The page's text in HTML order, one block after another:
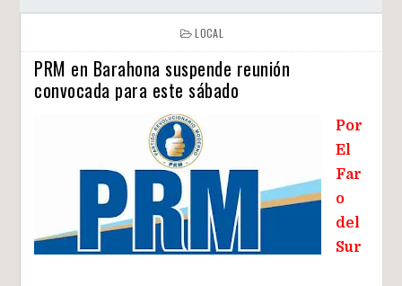
LOCAL
PRM en Barahona suspende reunión
convocada para este sábado
Por
El
Far
o
del
Sur